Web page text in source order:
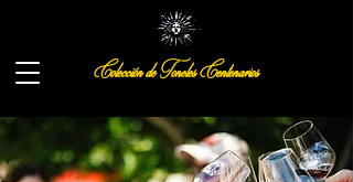
Colección de Toneles Centenarios